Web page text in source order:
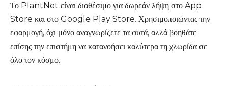
Το PlantNet είναι διαθέσιμο για δωρεάν λήψη στο App
Store και στο Google Play Store. Χρησιμοποιώντας την
εφαρμογή, όχι μόνο αναγνωρίζετε τα φυτά, αλλά βοηθάτε
επίσης την επιστήμη να κατανοήσει καλύτερα τη χλωρίδα σε
όλο τον κόσμο.